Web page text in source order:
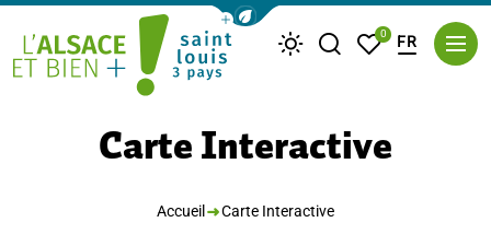
Afficher la barre de navigation du
MétéoJe recherche
Mes favoris
0 FR
Carte Interactive
Accueil Carte Interactive